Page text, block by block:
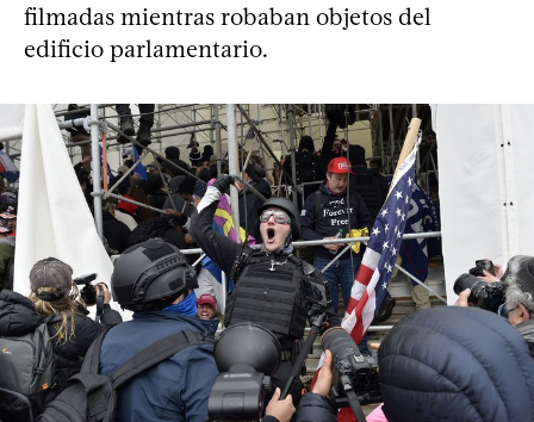
filmadas mientras robaban objetos del
edificio parlamentario.